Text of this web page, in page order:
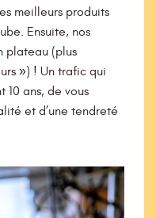
meilleurs produits
Ensuite, nos
plateau (plus
») ! Un trafic qui
10 ans, de vous
et d’une tendreté